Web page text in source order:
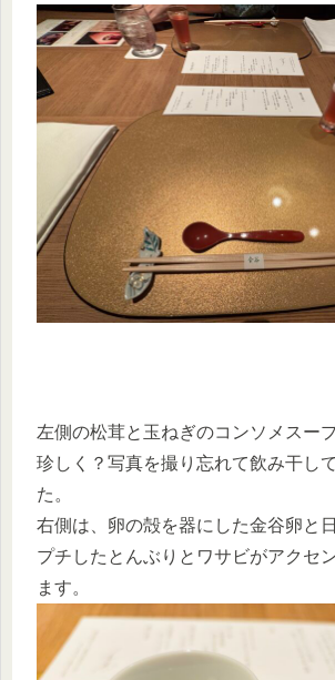
左側の松茸と玉ねぎのコンソメスー
珍しく？写真を撮り忘れて飲み干し
た。
右側は、卵の殻を器にした金谷卵と
プチしたとんぶりとワサビがアクセ
ます。